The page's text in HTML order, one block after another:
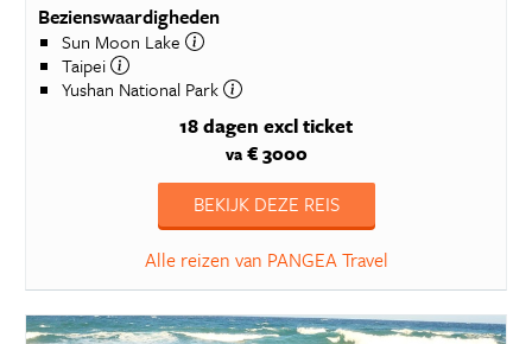
Bezienswaardigheden
Sun Moon Lake
Taipei
Yushan National Park
18 dagen excl ticket
va€ 3000
BEKIJK DEZE REIS
Alle reizen van PANGEA Travel